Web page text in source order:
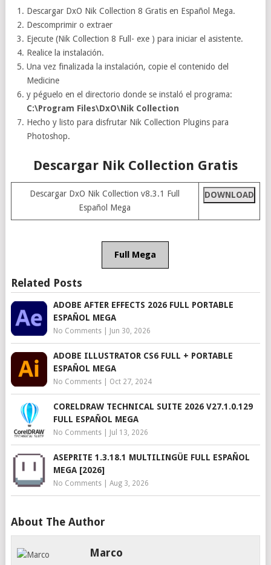
Descargar DxO Nik Collection 8 Gratis en Español Mega.
Descomprimir o extraer
Ejecute (Nik Collection 8 Full- exe ) para iniciar el asistente.
Realice la instalación.
Una vez finalizada la instalación, copie el contenido del
Medicine
y péguelo en el directorio donde se instaló el programa:
C:\Program Files\DxO\Nik Collection
Hecho y listo para disfrutar Nik Collection Plugins para
Photoshop.
Descargar Nik Collection Gratis
Descargar DxO Nik Collection v8.3.1 Full
Español Mega
DOWNLOAD
Full Mega
Related Posts
ADOBE AFTER EFFECTS 2026 FULL PORTABLE
ESPAÑOL MEGA
No Comments| Jun 30, 2026
ADOBE ILLUSTRATOR CS6 FULL + PORTABLE
ESPAÑOL MEGA
No Comments| Oct 27, 2024
CORELDRAW TECHNICAL SUITE 2026 V27.1.0.129
FULL ESPAÑOL MEGA
No Comments| Jul 13, 2026
ASEPRITE 1.3.18.1 MULTILINGÜE FULL ESPAÑOL
MEGA [2026]
No Comments| Aug 3, 2026
About The Author
Marco